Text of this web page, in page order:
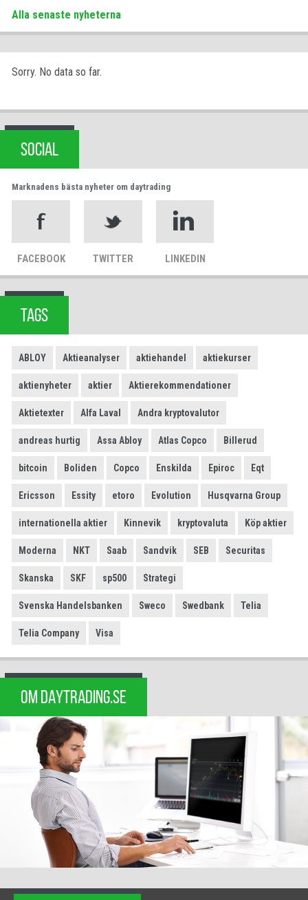
Alla senaste nyheterna
Sorry. No data so far.
SOCIAL
Marknadens bästa nyheter om daytrading
FACEBOOK TWITTER LINKEDIN
TAGS
ABLOY Aktieanalyser aktiehandel aktiekurser
aktienyheter aktier Aktierekommendationer
Aktietexter Alfa Laval Andra kryptovalutor
andreas hurtig Assa Abloy Atlas Copco Billerud
bitcoin Boliden Copco Enskilda Epiroc Eqt
Ericsson Essity etoro Evolution Husqvarna Group
internationella aktier Kinnevik kryptovaluta Köp aktier
Moderna NKT Saab Sandvik SEB Securitas
Skanska SKF sp500 Strategi
Svenska Handelsbanken Sweco Swedbank Telia
Telia Company Visa
OM DAYTRADING.SE